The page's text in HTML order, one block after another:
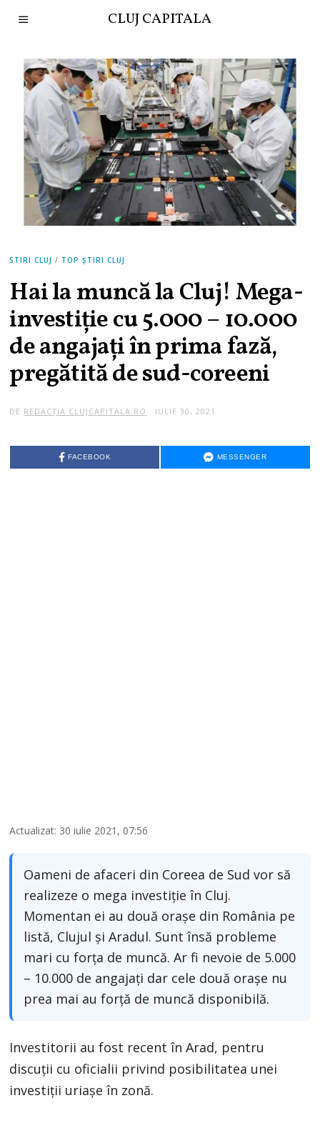
CLUJ CAPITALA
STIRI CLUJ / TOP ȘTIRI CLUJ
Hai la muncă la Cluj! Mega-
investiţie cu 5.000 – 10.000
de angajaţi în prima fază,
pregătită de sud-coreeni
DE REDACȚIA CLUJCAPITALA.RO IULIE 30, 2021
FACEBOOK MESSENGER
Actualizat: 30 iulie 2021, 07:56
Oameni de afaceri din Coreea de Sud vor să
realizeze o mega investiție în Cluj.
Momentan ei au două orașe din România pe
listă, Clujul și Aradul. Sunt însă probleme
mari cu forța de muncă. Ar fi nevoie de 5.000
– 10.000 de angajaţi dar cele două orașe nu
prea mai au forță de muncă disponibilă.
Investitorii au fost recent în Arad, pentru
discuţii cu oficialii privind posibilitatea unei
investiţii uriaşe în zonă.